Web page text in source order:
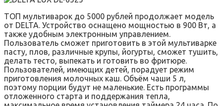
ТОП мультиварок до 5000 рублей продолжает модель
от DELTA. Устройство оснащено мощностью в 900 Вт, а
также удобным электронным управлением.
Пользователь сможет приготовить в этой мультиварке
пасту, плов, различные крупы, йогурты, сможет тушить,
делать тесто, выпекать и готовить во фритюре.
Пользователей, имеющих детей, порадует режим
приготовления молочных каш. Объём чаши 5 л,
поэтому порции будут не маленькие. Есть программы
отложенного старта и поддержания тепла,